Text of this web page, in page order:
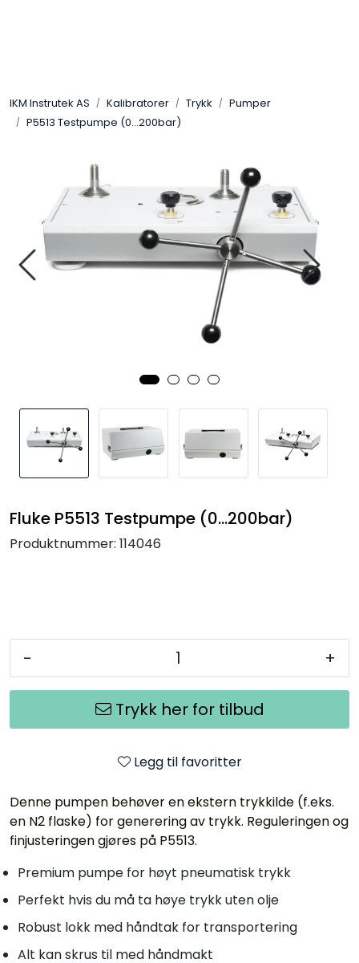
IKM Instrutek AS Kalibratorer Trykk
Pumper
P5513 Testpumpe (0...200bar)
Fluke P5513 Testpumpe (0...200bar)
Produktnummer: 114046
- +
Trykk her for tilbud
Legg til favoritter
Denne pumpen behøver en ekstern trykkilde (f.eks.
en N2 flaske) for generering av trykk. Reguleringen og
finjusteringen gjøres på P5513.
Premium pumpe for høyt pneumatisk trykk
Perfekt hvis du må ta høye trykk uten olje
Robust lokk med håndtak for transportering
Alt kan skrus til med håndmakt
Elektro
Prosess
Frekvensomformere
Miljø og sikkerhet
Navigasjon & Kommunikasjon
Maskinvern & Instrumentering
Tilbehør
Outlet